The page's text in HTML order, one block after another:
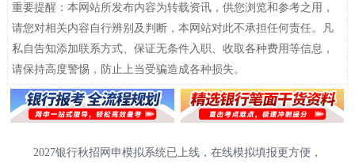
重要提醒：本网站所发布内容为转载资讯，供您浏览和参考之用，
请您对相关内容自行辨别及判断，本网站对此不承担任何责任。凡
私自告知添加联系方式、保证无条件入职、收取各种费用等信息，
请保持高度警惕，防止上当受骗造成各种损失。
2027银行秋招网申模拟系统已上线，在线模拟填报更方便，